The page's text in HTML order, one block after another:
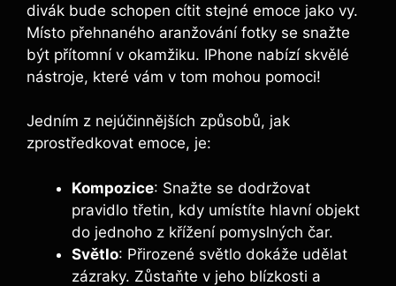
divák bude schopen cítit stejné emoce jako vy.
Místo přehnaného aranžování fotky se snažte
být přítomní v okamžiku. IPhone nabízí skvělé
nástroje, které vám v tom mohou pomoci!
Jedním z nejúčinnějších způsobů, jak
zprostředkovat emoce, je:
Kompozice: Snažte se dodržovat
pravidlo třetin, kdy umístíte hlavní objekt
do jednoho z křížení pomyslných čar.
Světlo: Přirozené světlo dokáže udělat
zázraky. Zůstaňte v jeho blízkosti a